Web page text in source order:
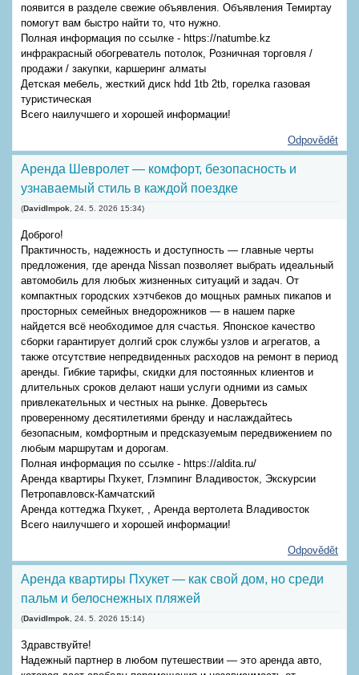
появится в разделе свежие объявления. Объявления Темиртау
помогут вам быстро найти то, что нужно.
Полная информация по ссылке - https://natumbe.kz
инфракрасный обогреватель потолок, Розничная торговля /
продажи / закупки, каршеринг алматы
Детская мебель, жесткий диск hdd 1tb 2tb, горелка газовая
туристическая
Всего наилучшего и хорошей информации!
Odpovědět
Аренда Шевролет — комфорт, безопасность и
узнаваемый стиль в каждой поездке
(DavidImpok 24. 5. 2026 15:34)
Доброго!
Практичность, надежность и доступность — главные черты
предложения, где аренда Nissan позволяет выбрать идеальный
автомобиль для любых жизненных ситуаций и задач. От
компактных городских хэтчбеков до мощных рамных пикапов и
просторных семейных внедорожников — в нашем парке
найдется всё необходимое для счастья. Японское качество
сборки гарантирует долгий срок службы узлов и агрегатов, а
также отсутствие непредвиденных расходов на ремонт в период
аренды. Гибкие тарифы, скидки для постоянных клиентов и
длительных сроков делают наши услуги одними из самых
привлекательных и честных на рынке. Доверьтесь
проверенному десятилетиями бренду и наслаждайтесь
безопасным, комфортным и предсказуемым передвижением по
любым маршрутам и дорогам.
Полная информация по ссылке - https://aldita.ru/
Аренда квартиры Пхукет, Глэмпинг Владивосток, Экскурсии
Петропавловск-Камчатский
Аренда коттеджа Пхукет, , Аренда вертолета Владивосток
Всего наилучшего и хорошей информации!
Odpovědět
Аренда квартиры Пхукет — как свой дом, но среди
пальм и белоснежных пляжей
(DavidImpok 24. 5. 2026 15:14)
Здравствуйте!
Надежный партнер в любом путешествии — это аренда авто,